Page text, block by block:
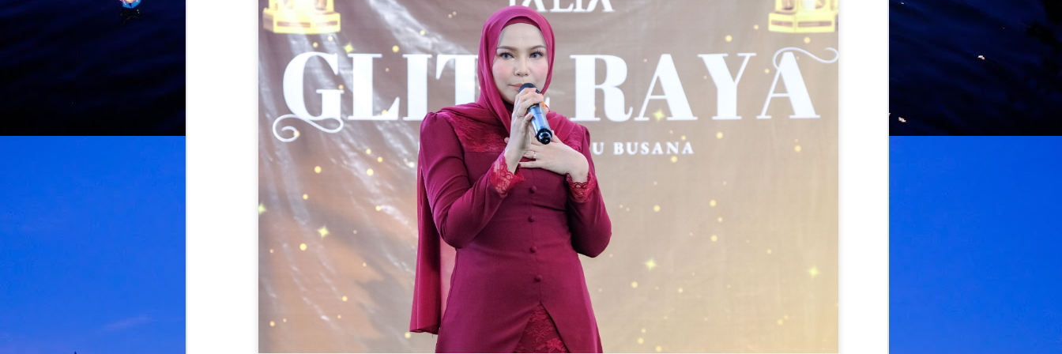
dengan mempersembahkan "Aku
Level Lain", sebuah karya yang
diolah semula dengan identiti
Malaysia menerusi bahasa,
tempatan.
Kemunculan "Aku Level Lain"
hadir susulan kejayaan "Naa
Vera Level", single kedua
daripada album yang bakal
dilancarkan, "Mr. Crorepati".
bulan, kumpulan wanita popular
Malaysia, DOLLA, kembali
dengan single terbaharu berjudul
“G.O.A.T”, sebuah kolaborasi
bertenaga bersama ikon rap
Thailand, F.Hero. Lagu ini
menandakan permulaan era
baharu DOLLA yang paling
berani setakat ini, sekali gus
mencerminkan aspirasi mereka
untuk terus mengembangkan
pengaruh ke seluruh Asia
Tenggara dan pasaran
antarabangsa.
KUALA LUMPUR, 24 JULAI 2026 -
C.Rino oleh Carlo Rino menyinari
dua gaya cermin mata khas
yang menggabungkan fesyen
dan fungsi untuk pakaian harian
dengan mudah. Direka bentuk
untuk melengkapkan gaya hidup
wanita moden, cermin mata hitam
C.Rino Halo dan C.Rino Aurelia
mempamerkan estetika abadi,
keselesaan ringan dan
perlindungan mata yang penting.
secara rasmi mengeluarkan notis
panggilan terakhir (last call) buat
seluruh pengikut dan pencinta
seni muzik tanahair serta
serantau. Makluman ini menyusul
berikutan status penjualan tiket
bagi Konsert Mangu di
KualaLumpur yang kini
dilaporkan berada pada tahap
yang sangat terhad dan kritikal.
23
SYAMEL LANCAR ALBUM SULUNG “PERTAMA”
MERAIKAN SEDEKAD DALAM INDUSTRI
KUALA LUMPUR, 24 Julai 2026 - Selepas sedekad membina
nama menerusi lagu-lagu bernuansa emosi, Syamel hari ini
melancarkan album sulungnya, PERTAMA. Mengandungi enam lagu,
album ini menghimpunkan kisah tentang kehilangan, kerinduan,
harapan dan keberanian untuk memulakan semula - sekali gus
menandakan fasa baharu dalam perjalanan seninya.
“Selepas 10 tahun berada dalam industri, akhirnya saya dapat
mempersembahkan album pertama saya.
THE LABRICH REVEAL: NURTURING
GENERATIONS, EMPOWERING VITALITY -
PERKENALKAN PUAN SARIMAH IBRAHIM
SEBAGAI DUTA JENAMA
KUALA LUMPUR, 26 Jun 2026 – Labrich hari ini melakar satu lagi
pencapaian penting dalam perjalanan jenamanya menerusi
penganjuran The Labrich Reveal: Nurturing Generations, Empowering
Vitality, sebuah majlis eksklusif yang memperkenalkan dua rangkaian
produk terbaharu Labrich serta mengumumkan secara rasmi Che
Puan Sarimah Ibrahim sebagai Duta Jenama Labrich.